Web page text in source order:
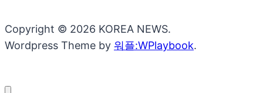
Copyright © 2026 KOREA NEWS.
Wordpress Theme by 워플:WPlaybook.